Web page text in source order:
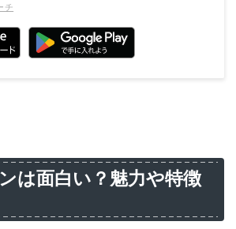
チ
は面白い？魅力や特徴